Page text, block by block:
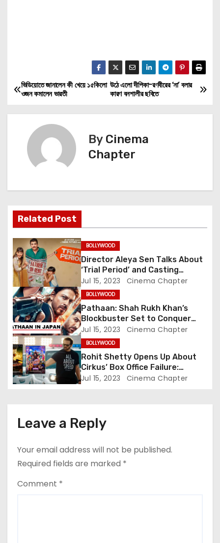
P
o
a
v
i
g
a
t
i
o
n
উঠে এলো দীপিকা-রণবীরের ‘না’ বলার
কারণ বনশালীর ছবিতে
ভিডিয়োতে জানালেন কী খেয়ে ১৫কিলো
ওজন কমালেন ভারতী
By Cinema
Chapter
Related Post
BOLLYWOOD
Director Aleya Sen Talks About
‘Trial Period’ and Casting
Choices for the Unconventional
Family Drama Starring Genelia
Deshmukh
Jul 15, 2023 Cinema Chapter
BOLLYWOOD
Pathaan: Shah Rukh Khan’s
Blockbuster Set to Conquer
Japanese Box Office, Aiming to
Challenge RRR’s Legacy
Jul 15, 2023 Cinema Chapter
BOLLYWOOD
Rohit Shetty Opens Up About
Cirkus’ Box Office Failure:
Embracing Accountability in
Jul 15, 2023 Cinema Chapter
Leave a Reply
Your email address will not be published.
Required fields are marked *
Comment *